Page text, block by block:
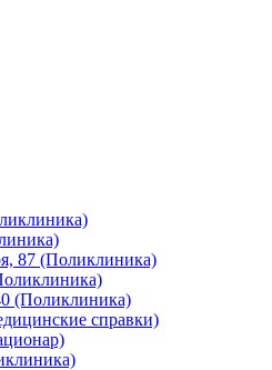
87 (Поликлиника)
(Поликлиника)
справки)